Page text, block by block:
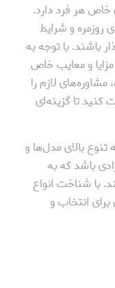
خاص هر فرد دارد.
روزمره و شرایط
باشند. با توجه به
مزایا و معایب خاص
لازم را
کنید تا گزینه‌ای
تنوع بالای مدل‌ها و
باشد که به
با شناخت انواع
انتخاب و